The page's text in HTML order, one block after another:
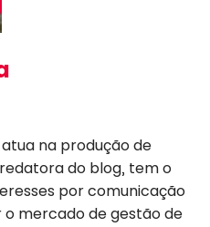
na produção de
do blog, tem o
por comunicação
mercado de gestão de